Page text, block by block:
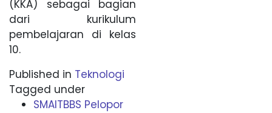
(KKA) sebagai bagian
dari kurikulum
pembelajaran di kelas
10.
Published in Teknologi
Tagged under
SMAITBBS Pelopor